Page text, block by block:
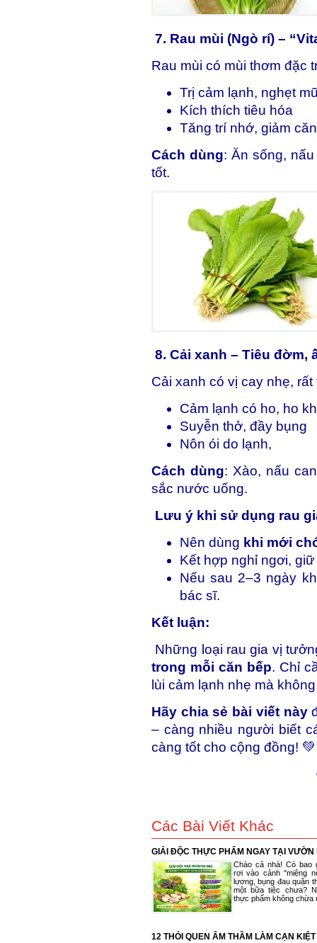
7. Rau mùi (Ngò rí) –
Rau mùi có mùi thơm đặc
Trị cảm lạnh, nghẹt
Kích thích tiêu hóa
Tăng trí nhớ, giảm
Cách dùng: Ăn sống,
tốt.
8. Cải xanh – Tiêu đờm,
Cải xanh có vị cay nhẹ, rất
Cảm lạnh có ho, ho
Suyễn thở, đầy bụng
Nôn ói do lạnh,
Cách dùng: Xào, nấu
sắc nước uống.
Lưu ý khi sử dụng rau
Nên dùng khi mới
Kết hợp nghỉ ngơi,
Nếu sau 2–3 ngày
bác sĩ.
Kết luận:
Những loại rau gia vị
trong mỗi căn bếp. Chỉ
lùi cảm lạnh nhẹ mà
Hãy chia sẻ bài viết này
– càng nhiều người biết
càng tốt cho cộng đồng! 💚
Các Bài Viết Khác
GIẢI ĐỘC THỰC PHẨM NGAY TẠI VƯỜN
Chào cả nhà! Có bao
rơi vào cảnh "miệng
lương, bụng đau quặn
một bữa tiệc chưa?
thực phẩm không chừa
12 THÓI QUEN ÂM THẦM LÀM CẠN